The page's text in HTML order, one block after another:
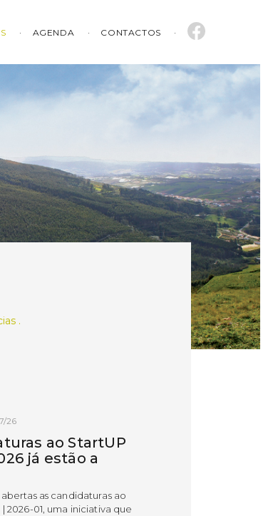
AGENDA CONTACTOS
.
26
ao StartUP
já estão a
as candidaturas ao
2026-01, uma iniciativa que